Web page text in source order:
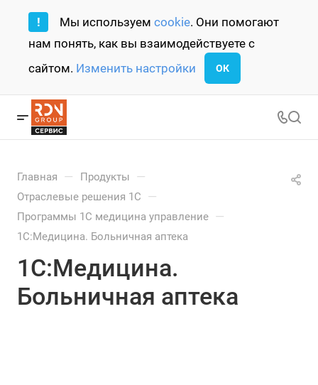
! Мы используем cookie. Они помогают
нам понять, как вы взаимодействуете с
сайтом. Изменить настройки ОК
Главная — Продукты —
Отраслевые решения 1С —
Программы 1С медицина управление —
1С:Медицина. Больничная аптека
1С:Медицина.
Больничная аптека